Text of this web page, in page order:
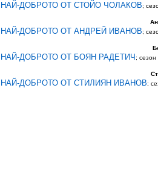
НАЙ-ДОБРОТО ОТ СТОЙО ЧОЛАКОВ;
НАЙ-ДОБРОТО ОТ АНДРЕЙ ИВАНОВ;
НАЙ-ДОБРОТО ОТ БОЯН РАДЕТИЧ ;
НАЙ-ДОБРОТО ОТ СТИЛИЯН ИВАНОВ;